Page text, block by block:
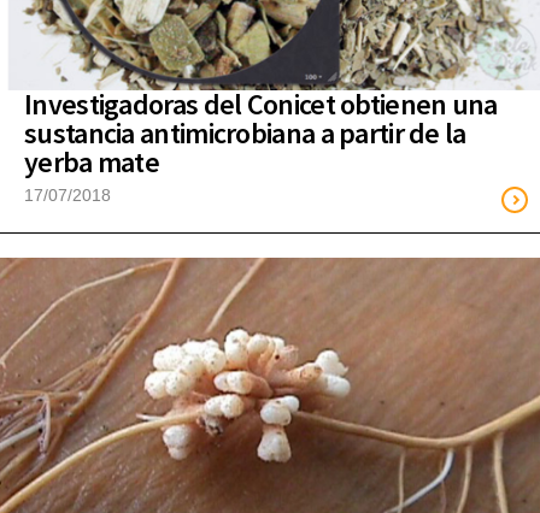
Investigadoras del Conicet obtienen una
sustancia antimicrobiana a partir de la
yerba mate
17/07/2018